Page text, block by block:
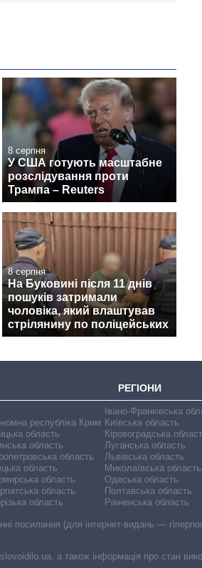
8 серпня
У США готують масштабне
розслідування проти
Трампа – Reuters
8 серпня
На Буковині після 11 днів
пошуків затримали
чоловіка, який влаштував
стрілянину по поліцейських
РЕГІОНИ
республіка Крим
область
область
область
область
область
область
область
Івано-Франківська
Київська область
Кіровоградська
Луганська область
Львівська область
Миколаївська область
Одеська область
Полтавська область
Рівненська область
посилання (для інтернет-видань —
а також інформація про стан